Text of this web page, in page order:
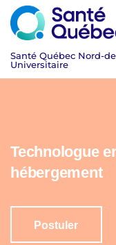
Technologue
hébergement
|
Postuler